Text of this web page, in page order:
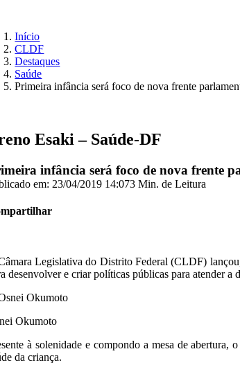
Início
CLDF
Destaques
Saúde
Primeira infância será foco de nova frente
Esaki – Saúde-DF
infância será foco de nova frente
em: 23/04/2019 14:073 Min. de Leitura
Legislativa do Distrito Federal (CLDF)
desenvolver e criar políticas públicas para atender a
Okumoto
à solenidade e compondo a mesa de abertura,
da criança.